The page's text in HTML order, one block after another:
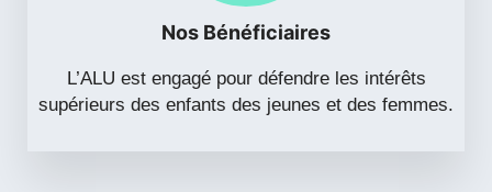
Nos Bénéficiaires
L’ALU est engagé pour défendre les intérêts
supérieurs des enfants des jeunes et des femmes.